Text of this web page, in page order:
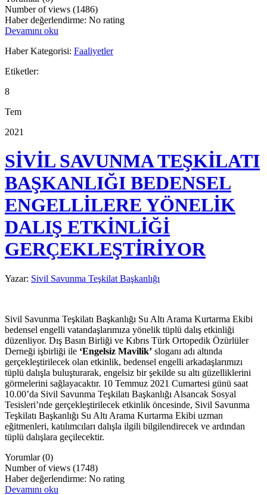
Number of views (1486)
Haber değerlendirme: No rating
Devamını oku
Haber Kategorisi: Faaliyetler
Etiketler:
8
Tem
2021
SİVİL SAVUNMA TEŞKİLATI
BAŞKANLIĞI BEDENSEL
ENGELLİLERE YÖNELİK
DALIŞ ETKİNLİĞİ
GERÇEKLEŞTİRİYOR
Yazar: Sivil Savunma Teşkilat Başkanlığı
Sivil Savunma Teşkilatı Başkanlığı Su Altı Arama Kurtarma Ekibi
bedensel engelli vatandaşlarımıza yönelik tüplü dalış etkinliği
düzenliyor. Dış Basın Birliği ve Kıbrıs Türk Ortopedik Özürlüler
Derneği işbirliği ile ‘Engelsiz Mavilik’ sloganı adı altında
gerçekleştirilecek olan etkinlik, bedensel engelli arkadaşlarımızı
tüplü dalışla buluşturarak, engelsiz bir şekilde su altı güzelliklerini
görmelerini sağlayacaktır. 10 Temmuz 2021 Cumartesi günü saat
10.00’da Sivil Savunma Teşkilatı Başkanlığı Alsancak Sosyal
Tesisleri’nde gerçekleştirilecek etkinlik öncesinde, Sivil Savunma
Teşkilatı Başkanlığı Su Altı Arama Kurtarma Ekibi uzman
eğitmenleri, katılımcıları dalışla ilgili bilgilendirecek ve ardından
tüplü dalışlara geçilecektir.
Yorumlar (0)
Number of views (1748)
Haber değerlendirme: No rating
Devamını oku